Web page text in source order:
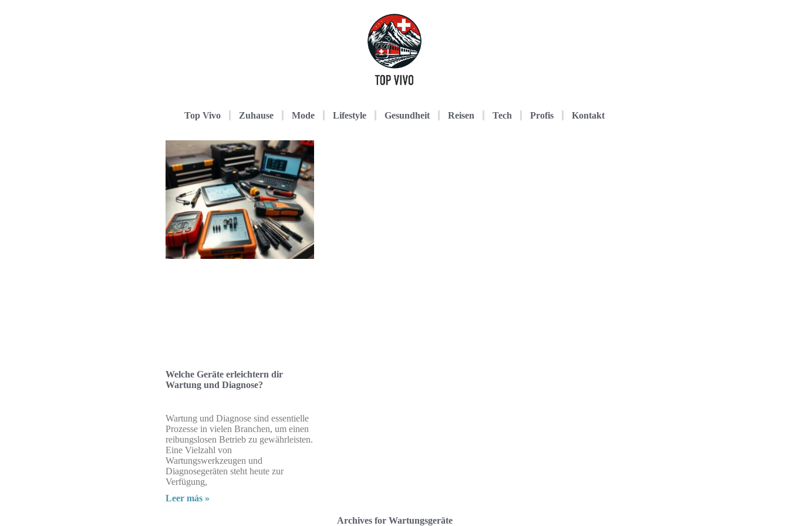
Top Vivo Zuhause Mode Lifestyle Gesundheit Reisen Tech Profis Kontakt
Welche Geräte erleichtern dir
Wartung und Diagnose?
Wartung und Diagnose sind essentielle
Prozesse in vielen Branchen, um einen
reibungslosen Betrieb zu gewährleisten.
Eine Vielzahl von
Wartungswerkzeugen und
Diagnosegeräten steht heute zur
Verfügung,
Leer más »
Archives for Wartungsgeräte